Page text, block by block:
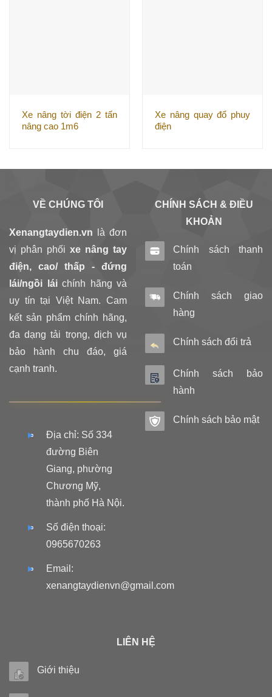
Xe nâng tời điện 2 tấn
nâng cao 1m6
Xe nâng quay đổ phuy
điện
VỀ CHÚNG TÔI
Xenangtaydien.vn là đơn
vị phân phối xe nâng tay
điện, cao/ thấp - đứng
lái/ngồi láichính hãng và
uy tín tại Việt Nam. Cam
kết sản phẩm chính hãng,
đa dạng tải trọng, dịch vụ
bảo hành chu đáo, giá
cạnh tranh.
Địa chỉ: Số 334
đường Biên
Giang, phường
Chương Mỹ,
thành phố Hà Nội.
Số điện thoại:
0965670263
Email:
xenangtaydienvn@gmail.com
CHÍNH SÁCH & ĐIỀU
KHOẢN
Chính sách thanh
toán
Chính sách giao
hàng
Chính sách đổi trả
Chính sách bảo
hành
Chính sách bảo mật
LIÊN HỆ
Giới thiệu